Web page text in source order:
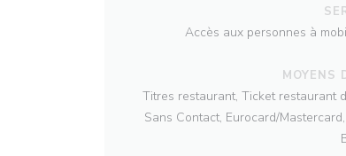
Accès aux personnes à
MOYENS
Titres restaurant, Ticket restaurant
Sans Contact, Eurocard/